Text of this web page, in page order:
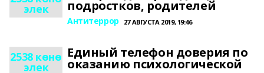
элек подростков, родителей
Антитеррор 27 АВГУСТА 2019, 19:46
2538 көнө
элек
Единый телефон доверия по
оказанию психологической